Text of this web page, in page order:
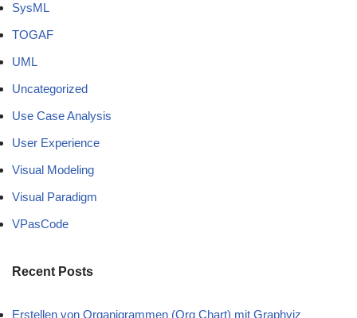
SysML
TOGAF
UML
Uncategorized
Use Case Analysis
User Experience
Visual Modeling
Visual Paradigm
VPasCode
Recent Posts
Erstellen von Organigrammen (Org Chart) mit Graphviz